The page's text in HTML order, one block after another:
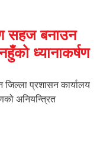
सहज बनाउन
ध्यानाकर्षण
प्रशासन कार्यालय
अनियन्त्रित